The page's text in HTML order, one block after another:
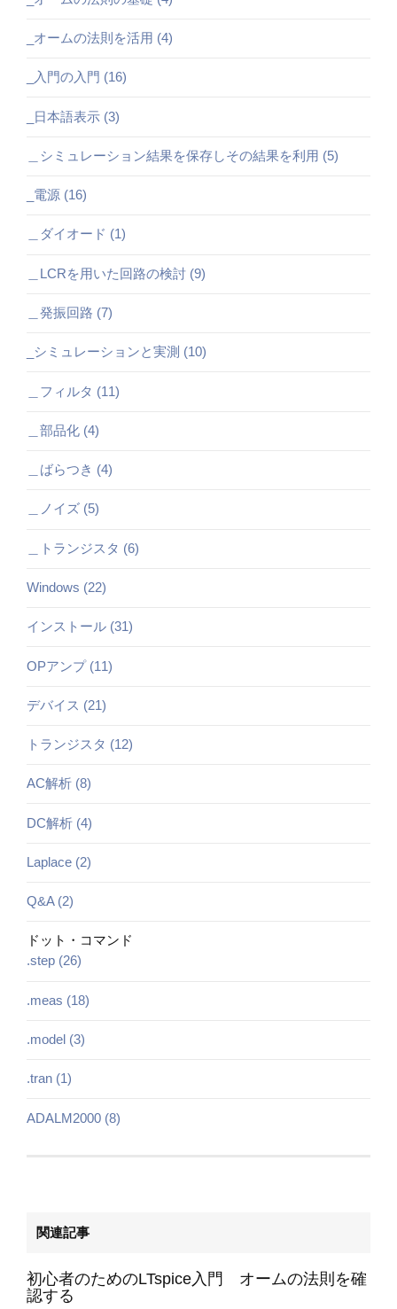
_オームの法則を活用 (4)
_入門の入門 (16)
_日本語表示 (3)
＿シミュレーション結果を保存しその結果を利用 (5)
_電源 (16)
＿ダイオード (1)
＿LCRを用いた回路の検討 (9)
＿発振回路 (7)
_シミュレーションと実測 (10)
＿フィルタ (11)
＿部品化 (4)
＿ばらつき (4)
＿ノイズ (5)
＿トランジスタ (6)
Windows (22)
インストール (31)
OPアンプ (11)
デバイス (21)
トランジスタ (12)
AC解析 (8)
DC解析 (4)
Laplace (2)
Q&A (2)
ドット・コマンド
.step (26)
.meas (18)
.model (3)
.tran (1)
ADALM2000 (8)
関連記事
初心者のためのLTspice入門 オームの法則を確
認する